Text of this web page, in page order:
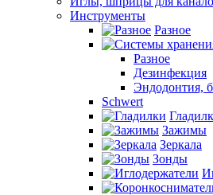
Инструменты
Разное
Разное
Дезинфекция
Эндодонтия,
Schwert
Зажимы
Зеркала
Зонды